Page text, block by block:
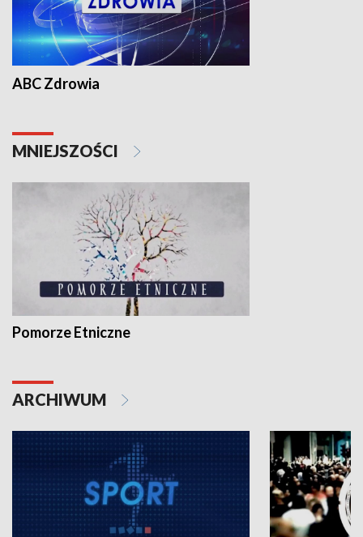
ABC Zdrowia
MNIEJSZOŚCI
Pomorze Etniczne
ARCHIWUM